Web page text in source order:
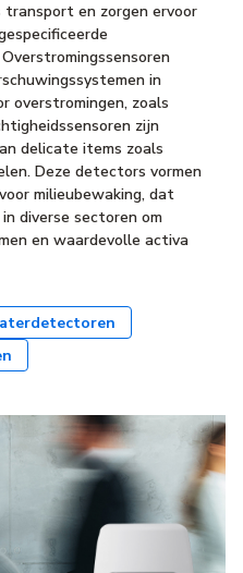
en zorgen ervoor
in
overstromingen, zoals
zijn
delicate items zoals
Deze detectors vormen
milieubewaking, dat
diverse sectoren om
en waardevolle activa